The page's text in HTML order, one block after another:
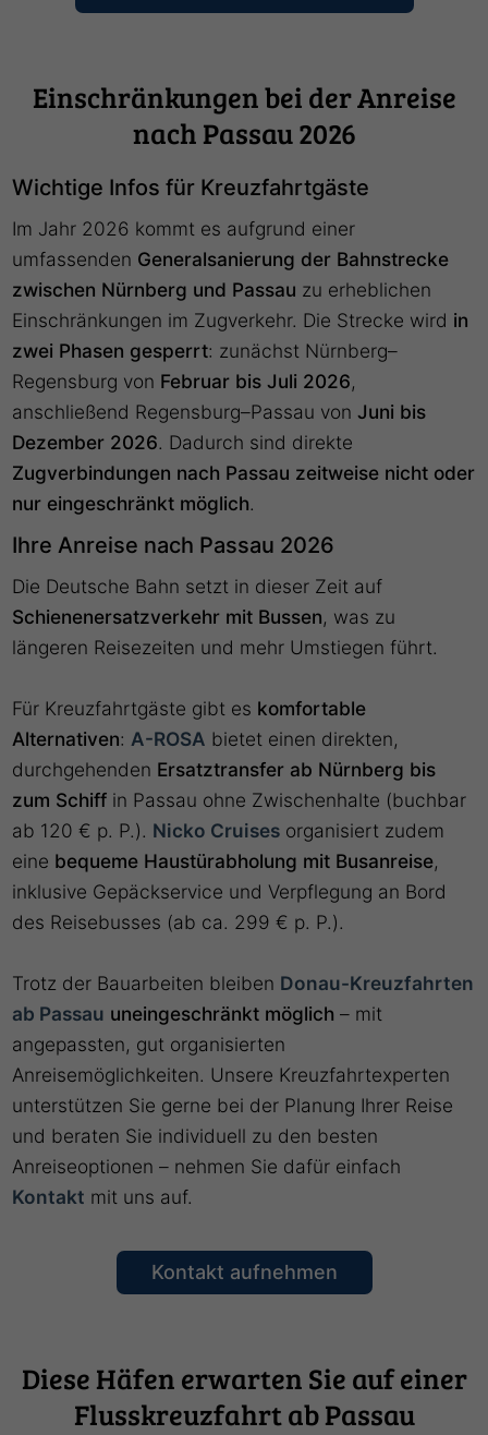
Einschränkungen bei der Anreise
nach Passau 2026
Wichtige Infos für Kreuzfahrtgäste
Im Jahr 2026 kommt es aufgrund einer
umfassenden Generalsanierung der Bahnstrecke
zwischen Nürnberg und Passau zu erheblichen
Einschränkungen im Zugverkehr. Die Strecke wird in
zwei Phasen gesperrt: zunächst Nürnberg–
Regensburg von Februar bis Juli 2026,
anschließend Regensburg–Passau vonJuni bis
Dezember 2026. Dadurch sind direkte
Zugverbindungen nach Passau zeitweise nicht oder
nur eingeschränkt möglich.
Ihre Anreise nach Passau 2026
Die Deutsche Bahn setzt in dieser Zeit auf
Schienenersatzverkehr mit Bussen, was zu
längeren Reisezeiten und mehr Umstiegen führt.
Für Kreuzfahrtgäste gibt es komfortable
Alternativen: A-ROSA bietet einen direkten,
durchgehenden Ersatztransfer ab Nürnberg bis
zum Schiff in Passau ohne Zwischenhalte (buchbar
ab 120 € p. P.). Nicko Cruises organisiert zudem
eine bequeme Haustürabholung mit Busanreise,
inklusive Gepäckservice und Verpflegung an Bord
des Reisebusses (ab ca. 299 € p. P.).
Trotz der Bauarbeiten bleiben Donau-Kreuzfahrten
ab Passau uneingeschränkt möglich – mit
angepassten, gut organisierten
Anreisemöglichkeiten. Unsere Kreuzfahrtexperten
unterstützen Sie gerne bei der Planung Ihrer Reise
und beraten Sie individuell zu den besten
Anreiseoptionen – nehmen Sie dafür einfach
Kontakt mit uns auf.
Kontakt aufnehmen
Diese Häfen erwarten Sie auf einer
Flusskreuzfahrt ab Passau